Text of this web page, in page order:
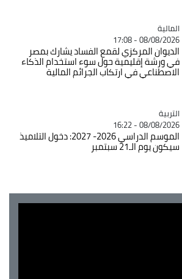
Catégorie
المالية
08/08/2026 - 17:08
الديوان المركزي لقمع الفساد يشارك بمصر
في ورشة إقليمية حول سوء استخدام الذكاء
الاصطناعي في ارتكاب الجرائم المالية
Catégorie
التربية
08/08/2026 - 16:22
الموسم الدراسي 2026- 2027: دخول التلاميذ
سيكون يوم الـ21 سبتمبر